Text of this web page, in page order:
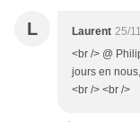
L Laurent 25/
<br /> @
jours en
<br /> <br />